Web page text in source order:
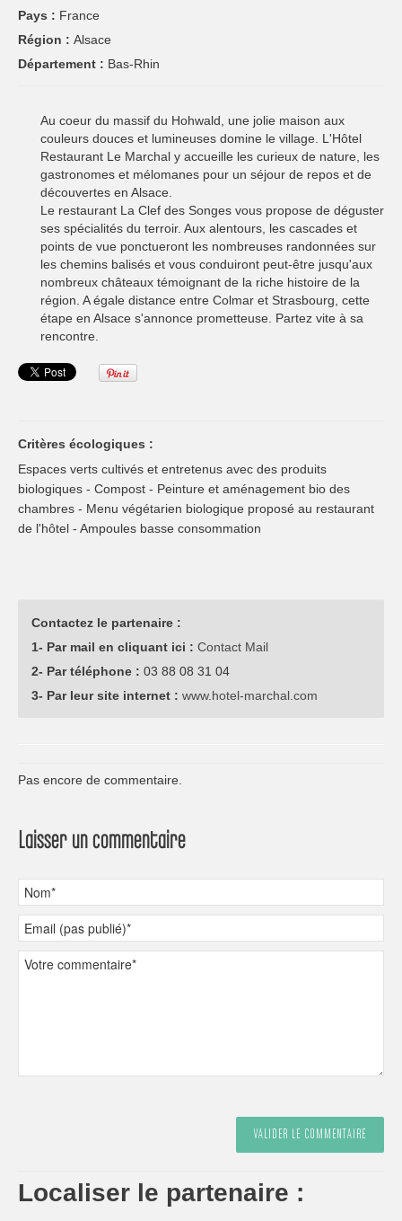
Pays : France
Région : Alsace
Département : Bas-Rhin
Au coeur du massif du Hohwald, une jolie maison aux
couleurs douces et lumineuses domine le village. L'Hôtel
Restaurant Le Marchal y accueille les curieux de nature, les
gastronomes et mélomanes pour un séjour de repos et de
découvertes en Alsace.
Le restaurant La Clef des Songes vous propose de déguster
ses spécialités du terroir. Aux alentours, les cascades et
points de vue ponctueront les nombreuses randonnées sur
les chemins balisés et vous conduiront peut-être jusqu'aux
nombreux châteaux témoignant de la riche histoire de la
région. A égale distance entre Colmar et Strasbourg, cette
étape en Alsace s'annonce prometteuse. Partez vite à sa
rencontre.
Critères écologiques :
Espaces verts cultivés et entretenus avec des produits
biologiques - Compost - Peinture et aménagement bio des
chambres - Menu végétarien biologique proposé au restaurant
de l'hôtel - Ampoules basse consommation
Contactez le partenaire :
1- Par mail en cliquant ici : Contact Mail
2- Par téléphone : 03 88 08 31 04
3- Par leur site internet : www.hotel-marchal.com
Pas encore de commentaire.
Laisser un commentaire
Localiser le partenaire :